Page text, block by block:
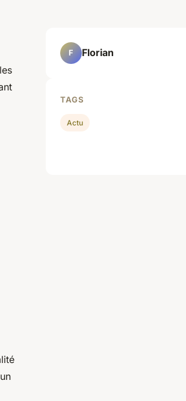
F Florian
TAGS
Actu